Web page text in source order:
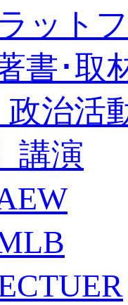
ット
書･取
政治活
講演